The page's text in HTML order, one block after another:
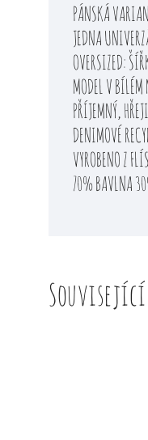
PÁNSKÁ
JEDNA
OVERSIZED:
MODEL V
PŘÍJEMNÝ,
DENIMOVÉ
VYROBENO Z
70% BAVLNA